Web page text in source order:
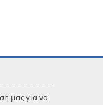
μας για να